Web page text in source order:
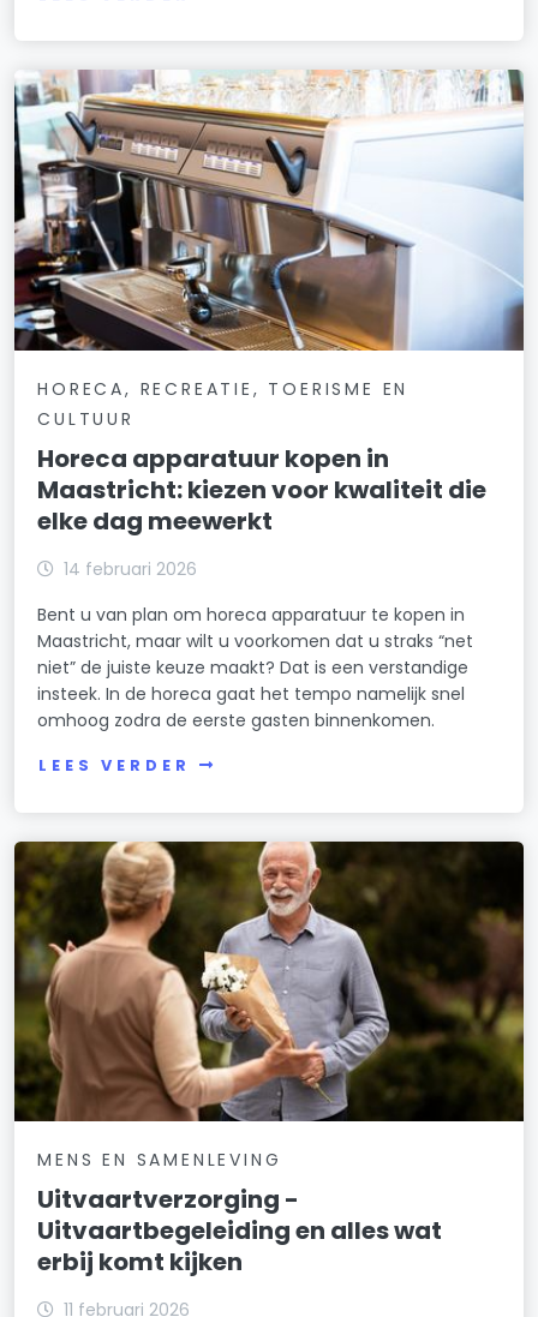
HORECA, RECREATIE, TOERISME EN
CULTUUR
Horeca apparatuur kopen in
Maastricht: kiezen voor kwaliteit die
elke dag meewerkt
14 februari 2026
Bent u van plan om horeca apparatuur te kopen in
Maastricht, maar wilt u voorkomen dat u straks “net
niet” de juiste keuze maakt? Dat is een verstandige
insteek. In de horeca gaat het tempo namelijk snel
omhoog zodra de eerste gasten binnenkomen.
LEES VERDER
MENS EN SAMENLEVING
Uitvaartverzorging -
Uitvaartbegeleiding en alles wat
erbij komt kijken
11 februari 2026